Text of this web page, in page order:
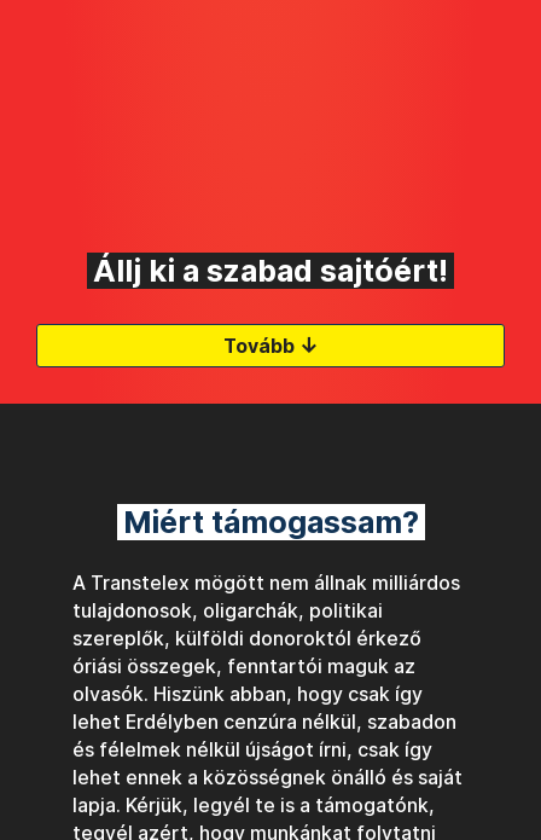
Állj ki a szabad sajtóért!
Tovább ↓
Miért támogassam?
A Transtelex mögött nem állnak milliárdos
tulajdonosok, oligarchák, politikai
szereplők, külföldi donoroktól érkező
óriási összegek, fenntartói maguk az
olvasók. Hiszünk abban, hogy csak így
lehet Erdélyben cenzúra nélkül, szabadon
és félelmek nélkül újságot írni, csak így
lehet ennek a közösségnek önálló és saját
lapja. Kérjük, legyél te is a támogatónk,
tegyél azért, hogy munkánkat folytatni